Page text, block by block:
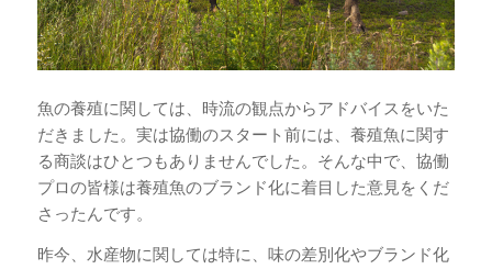
魚の養殖に関しては、時流の観点からアドバイスをいた
だきました。実は協働のスタート前には、養殖魚に関す
る商談はひとつもありませんでした。そんな中で、協働
プロの皆様は養殖魚のブランド化に着目した意見をくだ
さったんです。
昨今、水産物に関しては特に、味の差別化やブランド化